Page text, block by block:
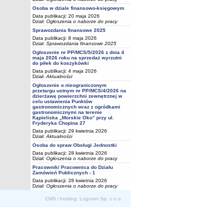
Osoba w dziale finansowo-księgowym
Data publikacji: 20 maja 2026
Dział: Ogłoszenia o naborze do pracy
Sprawozdania finansowe 2025
Data publikacji: 8 maja 2026
Dział: Sprawozdania finansowe 2025
Ogłoszenie nr PP/MCS/5/2026 z dnia 4
maja 2026 roku na sprzedaż wyrzutni
do piłek do koszykówki
Data publikacji: 4 maja 2026
Dział: Aktualności
Ogłoszenie o nieograniczonym
przetargu ustnym nr PP/MCS/4/2026 na
dzierżawę powierzchni zewnętrznej w
celu ustawienia Punktów
gastronomicznych wraz z ogródkami
gastronomicznymi na terenie
Kąpieliska „Morskie Oko” przy ul.
Fryderyka Chopina 27
Data publikacji: 29 kwietnia 2026
Dział: Aktualności
Osoba do spraw Obsługi Jednostki
Data publikacji: 28 kwietnia 2026
Dział: Ogłoszenia o naborze do pracy
Pracownik/ Pracownica do Działu
Zamówień Publicznych - 1
Data publikacji: 28 kwietnia 2026
Dział: Ogłoszenia o naborze do pracy
CMS i hosting: Logonet Sp. z o.o.